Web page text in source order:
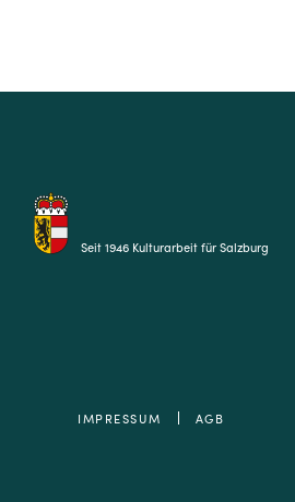
Seit 1946 Kulturarbeit für Salzburg
IMPRESSUM AGB